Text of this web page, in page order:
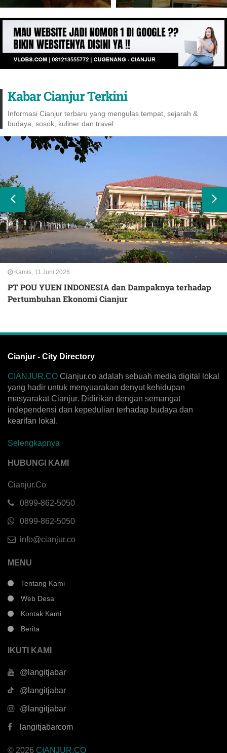
Kabar Cianjur Terkini
Informasi Cianjur terbaru yang mengulas tempat, sejarah &
budaya, sosok, kuliner dan travel
Kamis, 11 Juni 2026
PT POU YUEN INDONESIA dan Dampaknya terhadap
Pertumbuhan Ekonomi Cianjur
Cianjur - City Directory
CIANJUR.CO Cianjur.co adalah sebuah media digital lokal
yang hadir untuk menyuarakan denyut kehidupan
masyarakat Cianjur. Didirikan dengan semangat
independensi dan kepedulian terhadap budaya dan
kearifan lokal.
Selengkapnya
HUBUNGI KAMI
Cianjur.Co
0899-862-5050
0899-862-5050
info@cianjur.co
MENU
Tentang Kami
Web Desa
Kontak Kami
Berita
IKUTI KAMI
@langitjabar
@langitjabar
@langitjabar
langitjabarcom
© 2026 CIANJUR.CO